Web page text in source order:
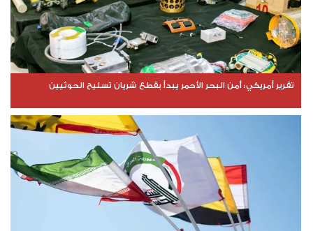
تقرير أمريكي: أمن البحر الأحمر يبدأ بقطع شريان تسليح الحوثيين